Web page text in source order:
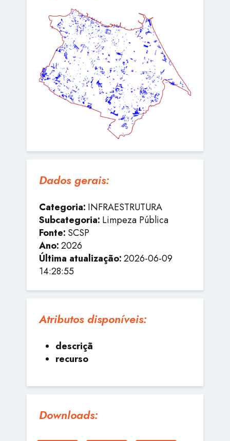
Dados gerais:
Categoria: INFRAESTRUTURA
Subcategoria: Limpeza Pública
Fonte: SCSP
Ano:2026
Última atualização:2026-06-09
14:28:55
Atributos disponíveis:
descriçã
recurso
Downloads: